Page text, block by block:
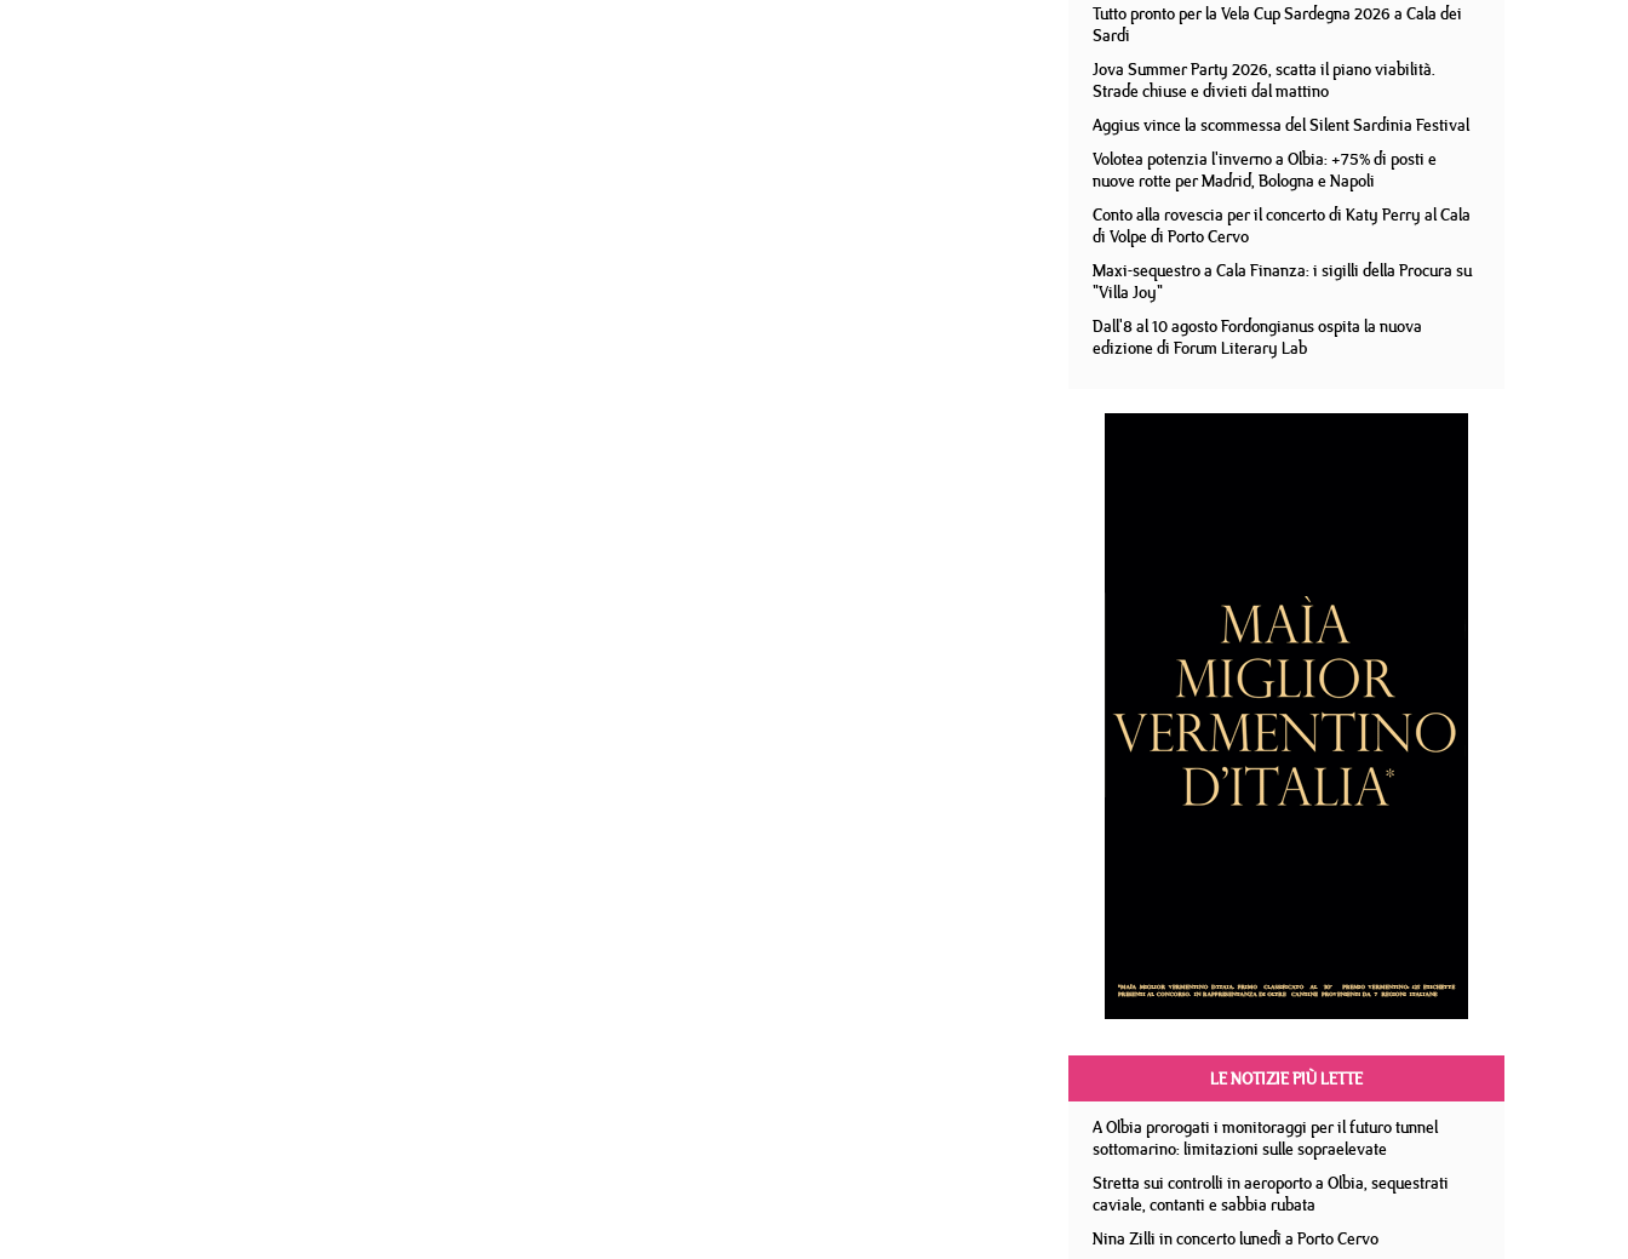
Tutto pronto per la Vela Cup Sardegna 2026 a Cala dei
Sardi
Jova Summer Party 2026, scatta il piano viabilità.
Strade chiuse e divieti dal mattino
Aggius vince la scommessa del Silent Sardinia Festival
Volotea potenzia l'inverno a Olbia: +75% di posti e
nuove rotte per Madrid, Bologna e Napoli
Conto alla rovescia per il concerto di Katy Perry al Cala
di Volpe di Porto Cervo
Maxi-sequestro a Cala Finanza: i sigilli della Procura su
"Villa Joy"
Dall'8 al 10 agosto Fordongianus ospita la nuova
edizione di Forum Literary Lab
LE NOTIZIE PIÙ LETTE
A Olbia prorogati i monitoraggi per il futuro tunnel
sottomarino: limitazioni sulle sopraelevate
Stretta sui controlli in aeroporto a Olbia, sequestrati
caviale, contanti e sabbia rubata
Nina Zilli in concerto lunedì a Porto Cervo